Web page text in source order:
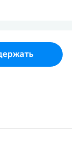
и завершится
июля 2023 в 20:40